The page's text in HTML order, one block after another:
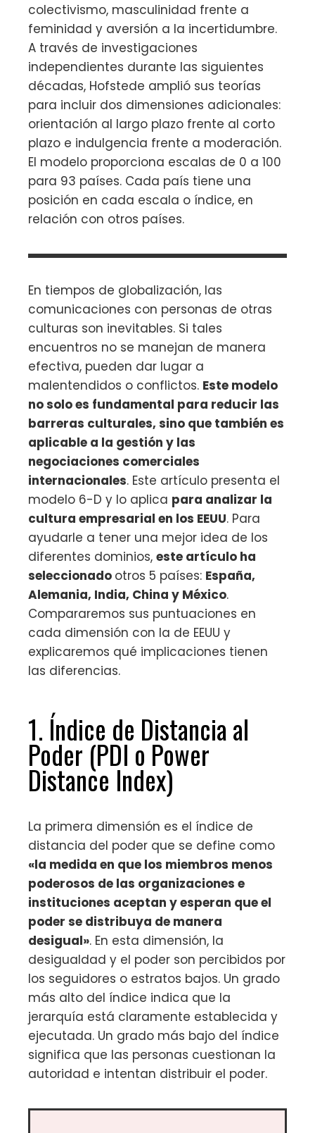
colectivismo, masculinidad frente a
feminidad y aversión a la incertidumbre.
A través de investigaciones
independientes durante las siguientes
décadas, Hofstede amplió sus teorías
para incluir dos dimensiones adicionales:
orientación al largo plazo frente al corto
plazo e indulgencia frente a moderación.
El modelo proporciona escalas de 0 a 100
para 93 países. Cada país tiene una
posición en cada escala o índice, en
relación con otros países.
En tiempos de globalización, las
comunicaciones con personas de otras
culturas son inevitables. Si tales
encuentros no se manejan de manera
efectiva, pueden dar lugar a
malentendidos o conflictos. Este modelo
no solo es fundamental para reducir las
barreras culturales, sino que también es
aplicable a la gestión y las
negociaciones comerciales
internacionales. Este artículo presenta el
modelo 6-D y lo aplica para analizar la
cultura empresarial en los EEUU. Para
ayudarle a tener una mejor idea de los
diferentes dominios, este artículo ha
seleccionado otros 5 países: España,
Alemania, India, China y México.
Compararemos sus puntuaciones en
cada dimensión con la de EEUU y
explicaremos qué implicaciones tienen
las diferencias.
1. Índice de Distancia al
Poder (PDI o Power
Distance Index)
La primera dimensión es el índice de
distancia del poder que se define como
«la medida en que los miembros menos
poderosos de las organizaciones e
instituciones aceptan y esperan que el
poder se distribuya de manera
desigual». En esta dimensión, la
desigualdad y el poder son percibidos por
los seguidores o estratos bajos. Un grado
más alto del índice indica que la
jerarquía está claramente establecida y
ejecutada. Un grado más bajo del índice
significa que las personas cuestionan la
autoridad e intentan distribuir el poder.